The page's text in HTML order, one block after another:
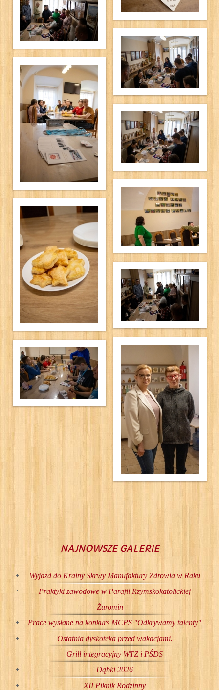
NAJNOWSZE GALERIE
Wyjazd do Krainy Skrwy Manufaktury Zdrowia w Raku
Praktyki zawodowe w Parafii Rzymskokatolickiej
Żuromin
Prace wysłane na konkurs MCPS "Odkrywamy talenty"
Ostatnia dyskoteka przed wakacjami.
Grill integracyjny WTZ i PŚDS
Dąbki 2026
XII Piknik Rodzinny